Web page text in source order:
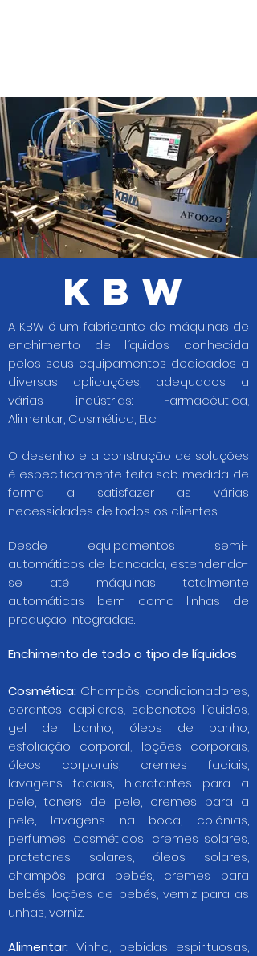
KBW
A KBW é um fabricante de máquinas de
enchimento de líquidos conhecida
pelos seus equipamentos dedicados a
diversas aplicações, adequados a
várias indústrias: Farmacêutica,
Alimentar, Cosmética, Etc.
O desenho e a construção de soluções
é especificamente feita sob medida de
forma a satisfazer as várias
necessidades de todos os clientes.
Desde equipamentos semi-
automáticos de bancada, estendendo-
se até máquinas totalmente
automáticas bem como linhas de
produção integradas.
Enchimento de todo o tipo de líquidos
Cosmética: Champôs, condicionadores,
corantes capilares, sabonetes líquidos,
gel de banho, óleos de banho,
esfoliação corporal, loções corporais,
óleos corporais, cremes faciais,
lavagens faciais, hidratantes para a
pele, toners de pele, cremes para a
pele, lavagens na boca, colónias,
perfumes, cosméticos, cremes solares,
protetores solares, óleos solares,
champôs para bebés, cremes para
bebés, loções de bebés, verniz para as
unhas, verniz.
Alimentar: Vinho, bebidas espirituosas,